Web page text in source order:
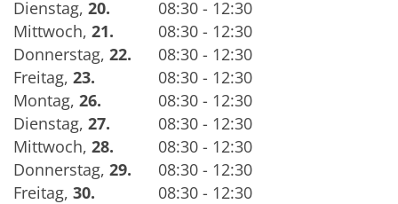
Dienstag, 20.
08:30 - 12:30
Mittwoch, 21.
08:30 - 12:30
Donnerstag, 22.
08:30 - 12:30
Freitag, 23.
08:30 - 12:30
Montag, 26.
08:30 - 12:30
Dienstag, 27.
08:30 - 12:30
Mittwoch, 28.
08:30 - 12:30
Donnerstag, 29.
08:30 - 12:30
Freitag, 30.
08:30 - 12:30